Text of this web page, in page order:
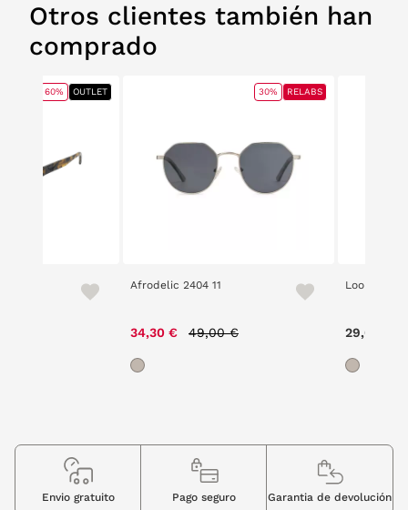
Otros clientes también han
comprado
60% OUTLET
Afrodelic 2404 11
34,30 € 49,00 €
30% RELABS
Loom 2305
29,00 €
Envio gratuito Pago seguro Garantia de devolución